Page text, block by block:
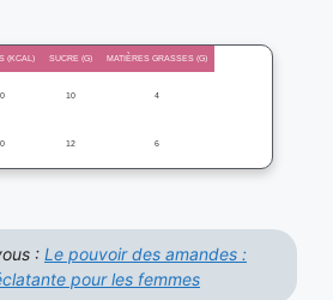
(KCAL) SUCRE (G) MATIÈRES GRASSES (G)
10 4
12 6
: Le pouvoir des amandes :
pour les femmes